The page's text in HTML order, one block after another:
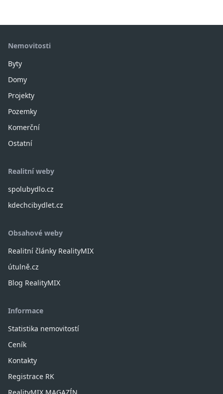
Nemovitosti
Byty
Domy
Projekty
Pozemky
Komerční
Ostatní
Realitní weby
spolubydlo.cz
kdechcibydlet.cz
Obsahové weby
Realitní články RealityMIX
útulně.cz
Blog RealityMIX
Informace
Statistika nemovitostí
Ceník
Kontakty
Registrace RK